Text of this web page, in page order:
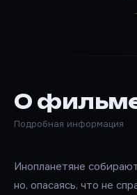
О
Подробная информация
Инопланетяне
но, опасаясь, что не